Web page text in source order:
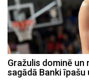
Gražulis dominē
sagādā Banki